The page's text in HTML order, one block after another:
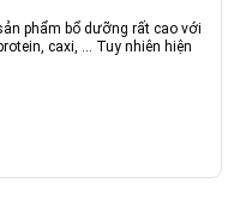
phẩm bổ dưỡng rất cao với
caxi, ... Tuy nhiên hiện